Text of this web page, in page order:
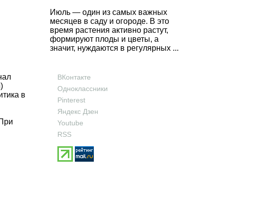
Июль — один из самых важных
месяцев в саду и огороде. В это
время растения активно растут,
формируют плоды и цветы, а
значит, нуждаются в регулярных ...
в
ВКонтакте
Одноклассники
Pinterest
Яндекс Дзен
Youtube
RSS